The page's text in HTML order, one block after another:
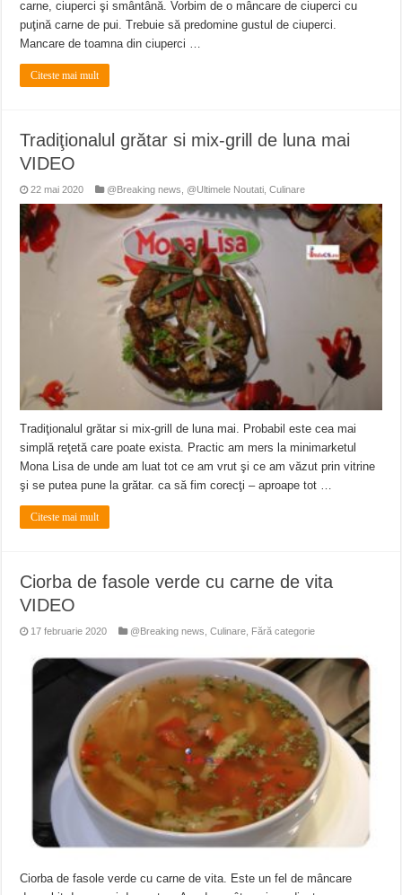
carne, ciuperci şi smântână. Vorbim de o mâncare de ciuperci cu
puţină carne de pui. Trebuie să predomine gustul de ciuperci.
Mancare de toamna din ciuperci …
Citeste mai mult
Tradiţionalul grătar si mix-grill de luna mai
VIDEO
22 mai 2020 @Breaking news @Ultimele Noutati ,Culinare
Tradiţionalul grătar si mix-grill de luna mai. Probabil este cea mai
simplă reţetă care poate exista. Practic am mers la minimarketul
Mona Lisa de unde am luat tot ce am vrut şi ce am văzut prin vitrine
şi se putea pune la grătar. ca să fim corecţi – aproape tot …
Citeste mai mult
Ciorba de fasole verde cu carne de vita
VIDEO
17 februarie 2020 @Breaking news ,Culinare Fără categorie
Ciorba de fasole verde cu carne de vita. Este un fel de mâncare